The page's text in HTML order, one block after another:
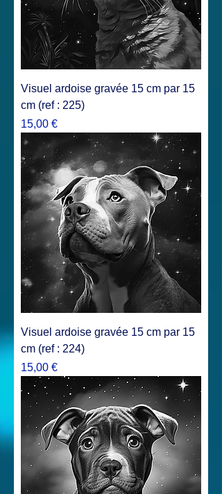
Visuel ardoise gravée 15 cm par 15
cm (ref : 225)
Prix
15,00 €
Visuel ardoise gravée 15 cm par 15
cm (ref : 224)
Prix
15,00 €